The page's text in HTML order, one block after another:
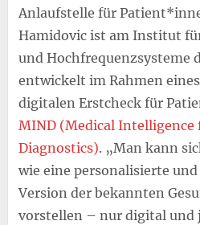
Anlaufstelle für
Hamidovic ist am Institut
und Hochfrequenzsysteme
entwickelt im Rahmen
digitalen Erstcheck für
MIND (Medical Intelligence
Diagnostics). „Man kann
wie eine personalisierte
Version der bekannten
vorstellen – nur digital und